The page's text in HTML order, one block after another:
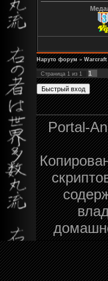
Наруто форум » Warcraft
Страница 1 из 1 1
Portal-